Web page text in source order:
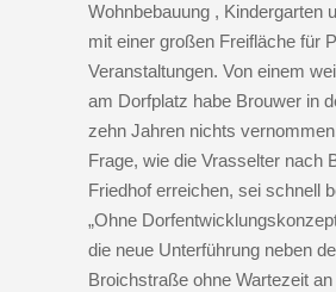
Wohnbebauung , Kindergarten
mit einer großen Freifläche für
Veranstaltungen. Von einem
am Dorfplatz habe Brouwer in
zehn Jahren nichts
Frage, wie die Vrasselter nach
Friedhof erreichen, sei schnell
„Ohne
die neue Unterführung neben
Broichstraße ohne Wartezeit an